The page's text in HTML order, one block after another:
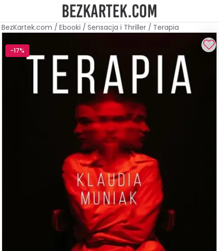
BezKartek.com / Ebooki / Sensacja i Thriller / Terapia
-17%